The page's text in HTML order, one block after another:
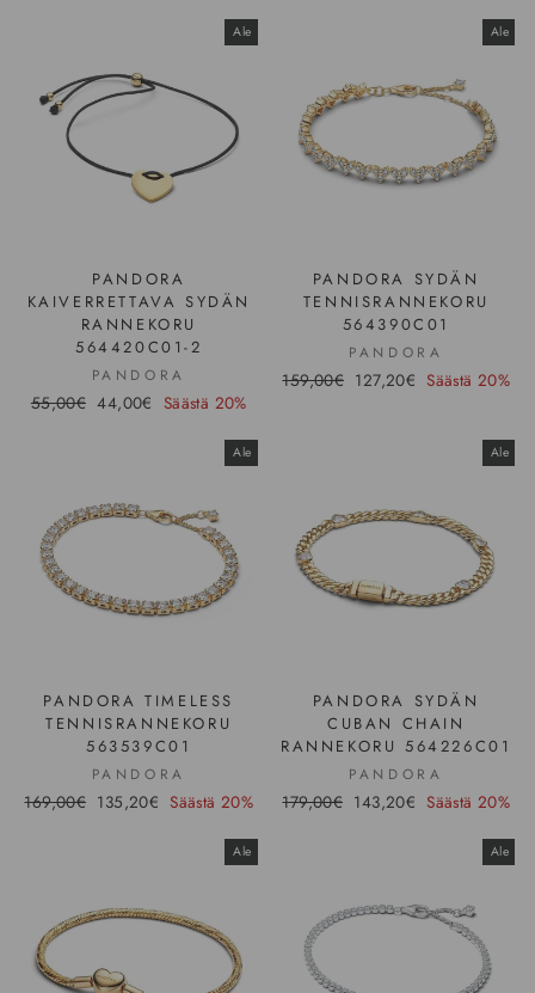
Ale
PANDORA
KAIVERRETTAVA SYDÄN
RANNEKORU
564420C01-2
PANDORA
Hinta
55,00€ Ale-
44,00€ Säästä 20%
Ale
PANDORA SYDÄN
TENNISRANNEKORU
564390C01
PANDORA
Hinta
159,00€ Ale-
127,20€ Säästä 20%
Ale
PANDORA TIMELESS
TENNISRANNEKORU
563539C01
PANDORA
Hinta
169,00€ Ale-
135,20€ Säästä 20%
Ale
PANDORA SYDÄN
CUBAN CHAIN
RANNEKORU 564226C01
PANDORA
Hinta
179,00€ Ale-
143,20€ Säästä 20%
Ale Ale